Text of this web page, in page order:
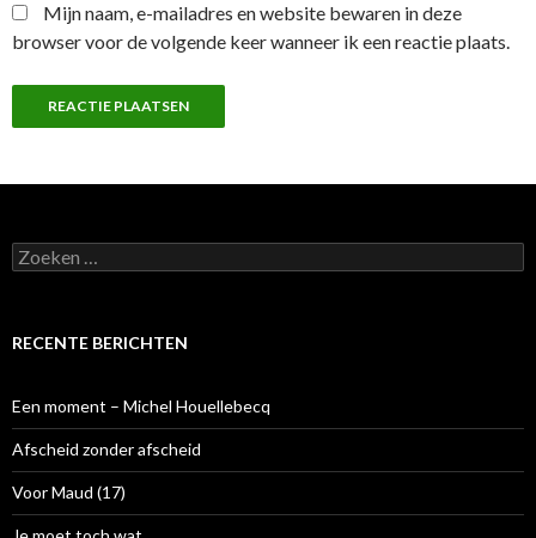
Mijn naam, e-mailadres en website bewaren in deze
browser voor de volgende keer wanneer ik een reactie plaats.
Z
o
e
a
a
r
:
RECENTE BERICHTEN
Een moment – Michel Houellebecq
Afscheid zonder afscheid
Voor Maud (17)